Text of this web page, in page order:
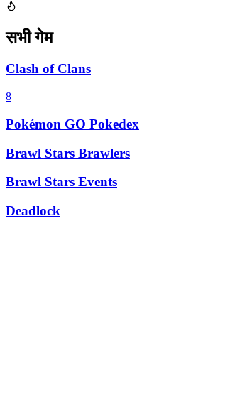
सभी गेम
Clash of Clans
8
Pokémon GO Pokedex
Brawl Stars Brawlers
Brawl Stars Events
Deadlock